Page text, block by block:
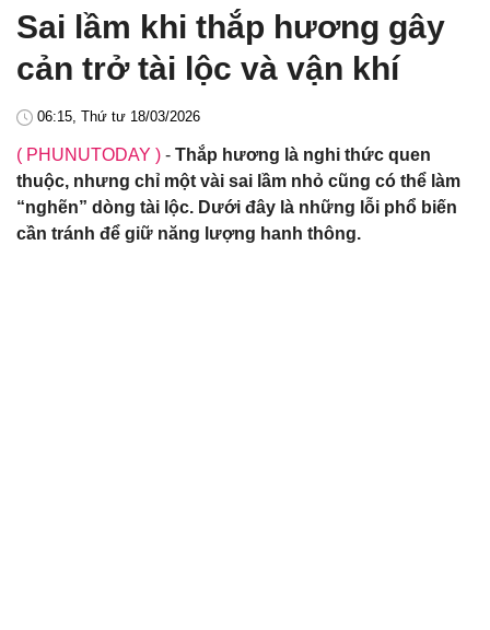
Sai lầm khi thắp hương gây
cản trở tài lộc và vận khí
06:15, Thứ tư 18/03/2026
( PHUNUTODAY ) - Thắp hương là nghi thức quen
thuộc, nhưng chỉ một vài sai lầm nhỏ cũng có thể làm
“nghẽn” dòng tài lộc. Dưới đây là những lỗi phổ biến
cần tránh để giữ năng lượng hanh thông.